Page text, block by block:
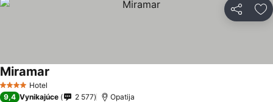
Zdieľať
4 Počet hviezdičiek
Hotel
Miramar
9,4 Vynikajúce 2 577 Opatija